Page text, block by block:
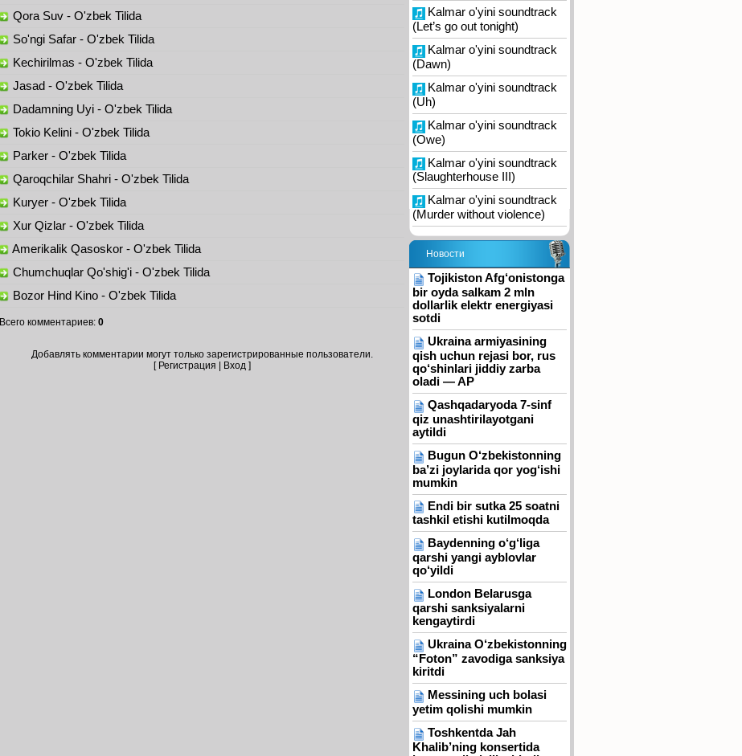
Qora Suv - O'zbek Tilida
So'ngi Safar - O'zbek Tilida
Kechirilmas - O'zbek Tilida
Jasad - O'zbek Tilida
Dadamning Uyi - O'zbek Tilida
Tokio Kelini - O'zbek Tilida
Parker - O'zbek Tilida
Qaroqchilar Shahri - O'zbek Tilida
Kuryer - O'zbek Tilida
Xur Qizlar - O'zbek Tilida
Amerikalik Qasoskor - O'zbek Tilida
Chumchuqlar Qo'shig'i - O'zbek Tilida
Bozor Hind Kino - O'zbek Tilida
Всего комментариев: 0
Добавлять комментарии могут только зарегистрированные пользователи.
[ Регистрация Вход]
Kalmar o'yini soundtrack
(Let’s go out tonight)
Kalmar o'yini soundtrack
(Dawn)
Kalmar o'yini soundtrack
(Uh)
Kalmar o'yini soundtrack
(Owe)
Kalmar o'yini soundtrack
(Slaughterhouse III)
Kalmar o'yini soundtrack
(Murder without violence)
Новости
Tojikiston Afg‘onistonga
bir oyda salkam 2 mln
dollarlik elektr energiyasi
sotdi
Ukraina armiyasining
qish uchun rejasi bor, rus
qo‘shinlari jiddiy zarba
oladi — AP
Qashqadaryoda 7-sinf
qiz unashtirilayotgani
aytildi
Bugun O‘zbekistonning
ba’zi joylarida qor yog‘ishi
mumkin
Endi bir sutka 25 soatni
tashkil etishi kutilmoqda
Baydenning o‘g‘liga
qarshi yangi ayblovlar
qo‘yildi
London Belarusga
qarshi sanksiyalarni
kengaytirdi
Ukraina O‘zbekistonning
“Foton” zavodiga sanksiya
kiritdi
Messining uch bolasi
yetim qolishi mumkin
Toshkentda Jah
Khalib’ning konsertida